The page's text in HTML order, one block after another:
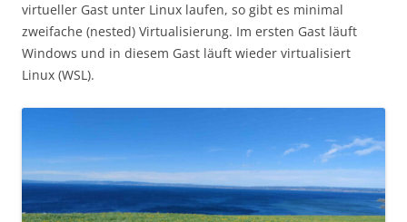
virtueller Gast unter Linux laufen, so gibt es minimal
zweifache (nested) Virtualisierung. Im ersten Gast läuft
Windows und in diesem Gast läuft wieder virtualisiert
Linux (WSL).